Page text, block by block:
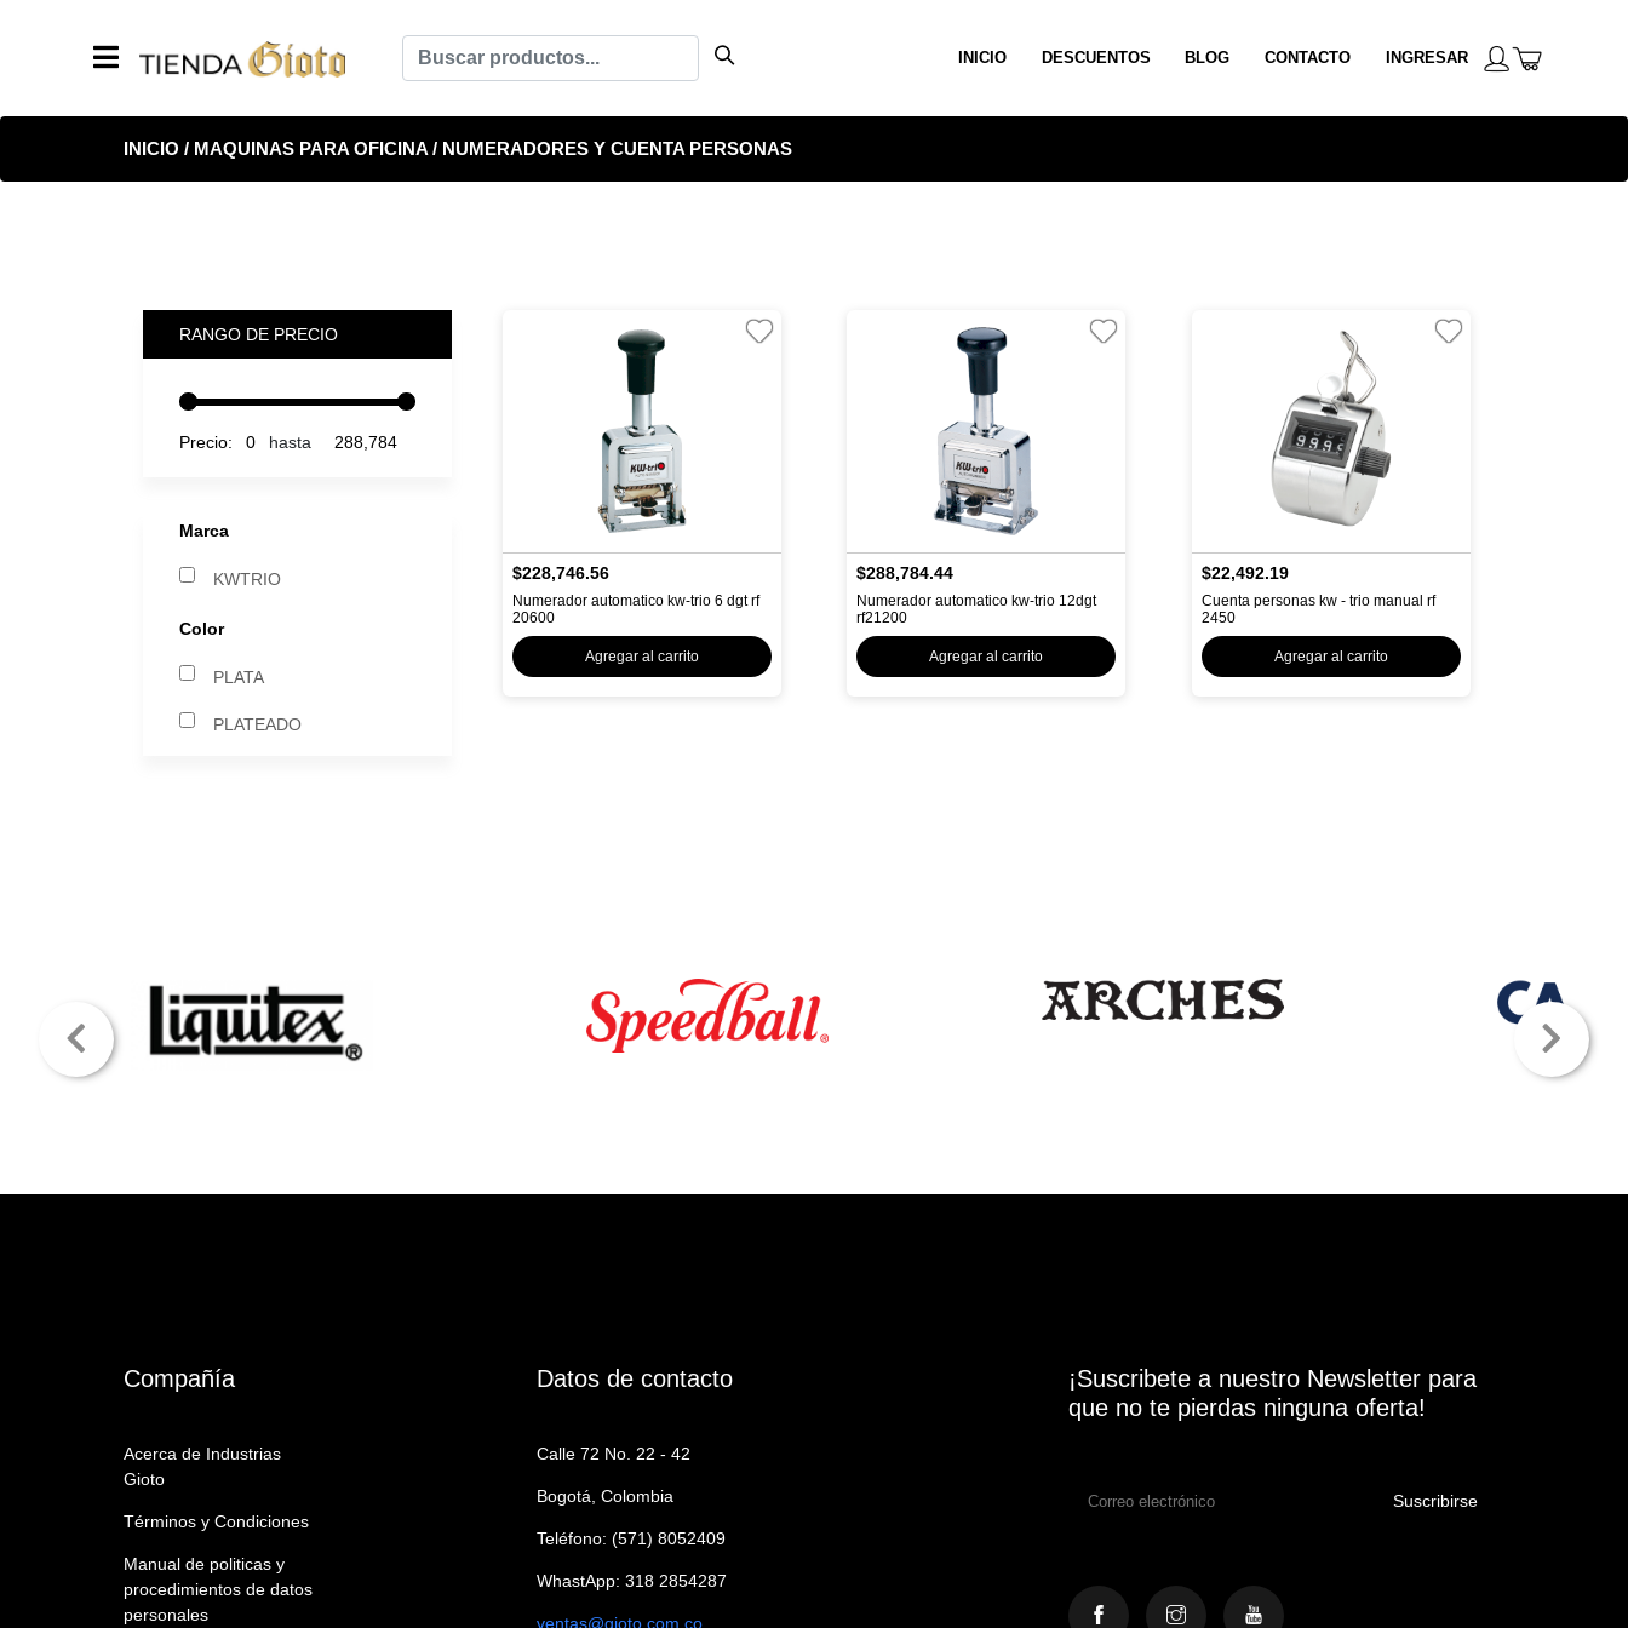
INICIO DESCUENTOS BLOG CONTACTO INGRESAR
INICIO / MAQUINAS PARA OFICINA / NUMERADORES Y CUENTA PERSONAS
RANGO DE PRECIO
Precio: hasta
Marca
KWTRIO
Color
PLATA
PLATEADO
$228,746.56
Numerador automatico kw-trio 6 dgt rf
20600
Agregar al carrito
$288,784.44
Numerador automatico kw-trio 12dgt
rf21200
Agregar al carrito
$22,492.19
Cuenta personas kw - trio manual rf
2450
Agregar al carrito
Compañía
Acerca de Industrias
Gioto
Términos y Condiciones
Manual de politicas y
procedimientos de datos
personales
Datos de contacto
Calle 72 No. 22 - 42
Bogotá, Colombia
Teléfono: (571) 8052409
WhastApp: 318 2854287
ventas@gioto.com.co
¡Suscribete a nuestro Newsletter para
que no te pierdas ninguna oferta!
Suscribirse